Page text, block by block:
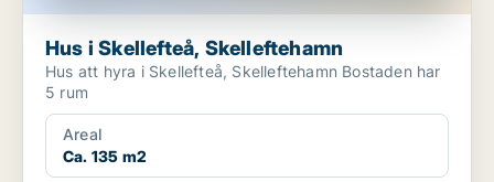
Hus i Skellefteå, Skelleftehamn
Hus att hyra i Skellefteå, Skelleftehamn Bostaden har
5 rum
Areal
Ca. 135 m2